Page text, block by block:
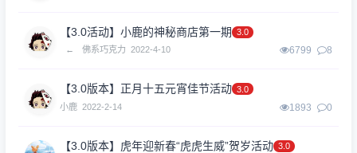
【3.0活动】小鹿的神秘商店第一期
3.0
←
佛系巧克力 2022-4-10 6799 8
【3.0版本】正月十五元宵佳节活动 3.0
小鹿 2022-2-14 1893 0
【3.0版本】虎年迎新春“虎虎生威”贺岁活动 3.0